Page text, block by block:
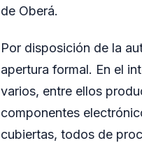
de Oberá.
Por disposición de la
apertura formal. En el
varios, entre ellos
componentes
cubiertas, todos de